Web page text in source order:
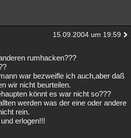
15.09.2004 um 19:59
rumhacken???
war bezweifle ich auch,aber daß
wir nicht beurteilen.
könnt es war nicht so???
werden was der eine oder andere
rein.
erlogen!!!